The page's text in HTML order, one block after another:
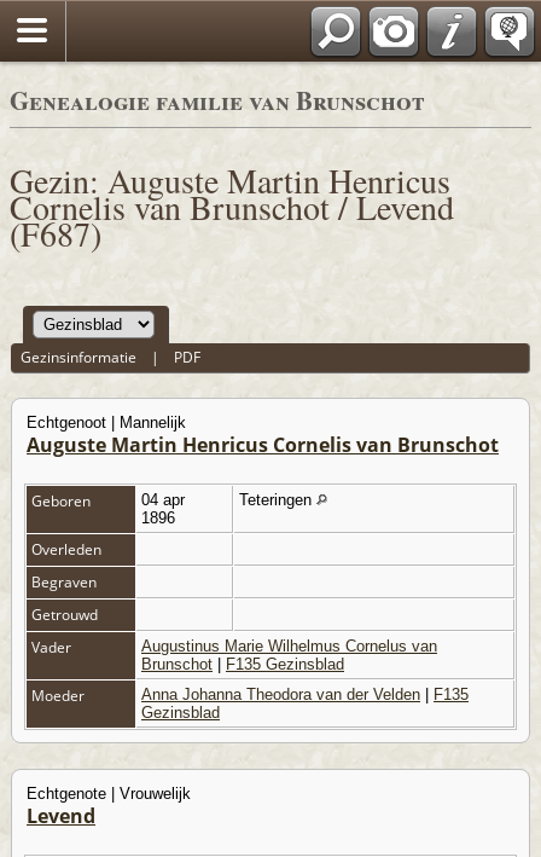
Genealogie familie van Brunschot
Gezin: Auguste Martin Henricus
Cornelis van Brunschot / Levend
(F687)
Gezinsinformatie | PDF
Echtgenoot | Mannelijk
Auguste Martin Henricus Cornelis van Brunschot
Geboren
04 apr
1896
Teteringen
Overleden
Begraven
Getrouwd
Vader
Augustinus Marie Wilhelmus Cornelus van
Brunschot
F135 Gezinsblad
Moeder Anna Johanna Theodora van der Velden
F135
Gezinsblad
Echtgenote | Vrouwelijk
Levend